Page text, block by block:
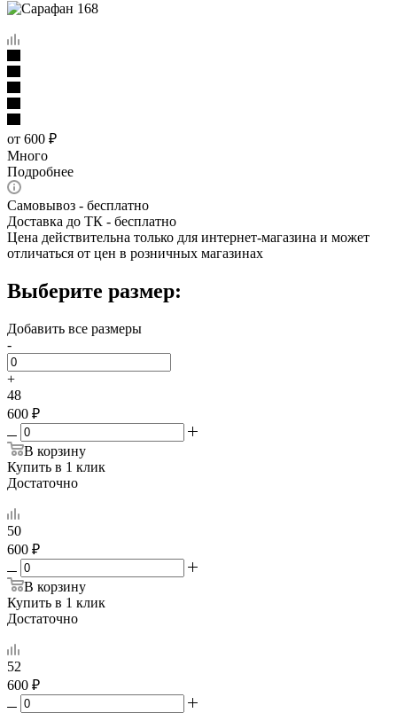
от 600 ₽
Много
Подробнее
Самовывоз - бесплатно
Доставка до ТК - бесплатно
Цена действительна только для интернет-магазина и может
отличаться от цен в розничных магазинах
Выберите размер:
Добавить все размеры
-
+
48
600 ₽
В корзину
Купить в 1 клик
Достаточно
50
600 ₽
В корзину
Купить в 1 клик
Достаточно
52
600 ₽